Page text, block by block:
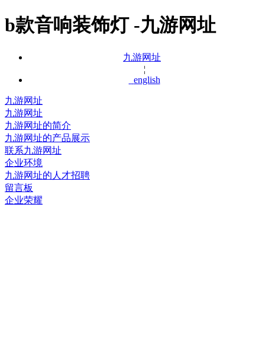
b款音响装饰灯 -九游网址
九游网址
¦
english
九游网址
九游网址
九游网址的简介
九游网址的产品展示
联系九游网址
企业环境
九游网址的人才招聘
留言板
企业荣耀